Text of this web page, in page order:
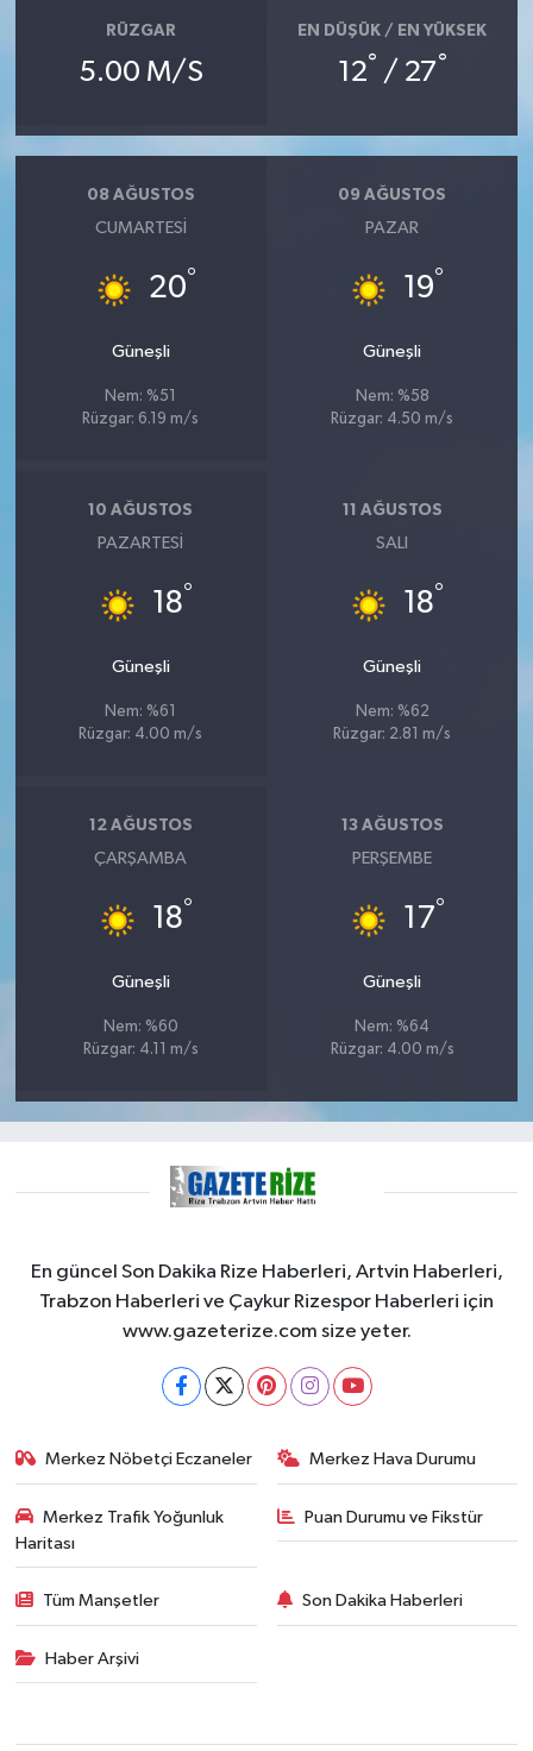
RÜZGAR
5.00 M/S
EN DÜŞÜK / EN YÜKSEK
12° / 27°
08 AĞUSTOS
CUMARTESI
20°
Güneşli
Nem: %51
Rüzgar: 6.19 m/s
09 AĞUSTOS
PAZAR
19°
Güneşli
Nem: %58
Rüzgar: 4.50 m/s
10 AĞUSTOS
PAZARTESI
18°
Güneşli
Nem: %61
Rüzgar: 4.00 m/s
11 AĞUSTOS
SALI
18°
Güneşli
Nem: %62
Rüzgar: 2.81 m/s
12 AĞUSTOS
ÇARŞAMBA
18°
Güneşli
Nem: %60
Rüzgar: 4.11 m/s
13 AĞUSTOS
PERŞEMBE
17°
Güneşli
Nem: %64
Rüzgar: 4.00 m/s
En güncel Son Dakika Rize Haberleri, Artvin Haberleri,
Trabzon Haberleri ve Çaykur Rizespor Haberleri için
www.gazeterize.com size yeter.
Merkez Nöbetçi Eczaneler Merkez Hava Durumu
Merkez Trafik Yoğunluk
Haritası
Puan Durumu ve Fikstür
Tüm Manşetler Son Dakika Haberleri
Haber Arşivi
Jandarma
KÜLTÜR SANAT
MAGAZİN
Otomobil
POLİTİKA
Sağlık
TEKNOLOJİ
ÜLKE GÜNDEMİ
YEREL